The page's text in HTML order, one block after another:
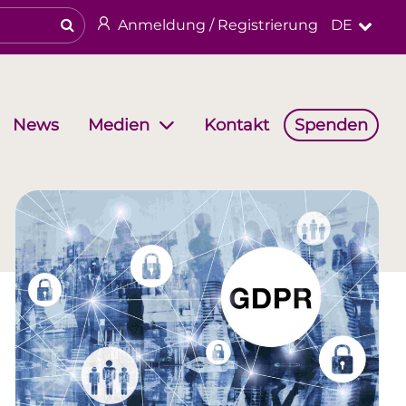
Anmeldung / Registrierung DE
News Medien Kontakt Spenden